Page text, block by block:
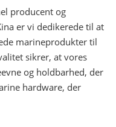
producent og
er vi dedikerede til at
marineprodukter til
sikrer, at vores
og holdbarhed, der
hardware, der